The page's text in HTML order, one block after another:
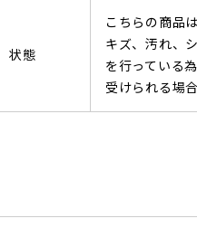
状態
こちらの商品
キズ、汚れ、
を行っている
受けられる場